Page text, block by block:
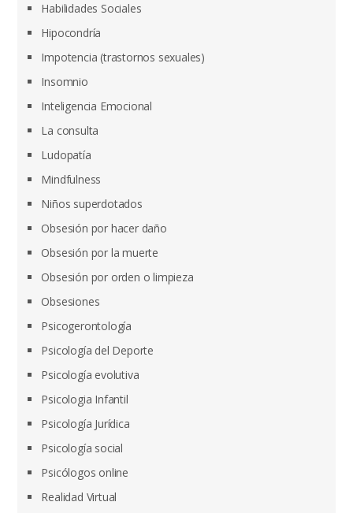
Habilidades Sociales
Hipocondría
Impotencia (trastornos sexuales)
Insomnio
Inteligencia Emocional
La consulta
Ludopatía
Mindfulness
Niños superdotados
Obsesión por hacer daño
Obsesión por la muerte
Obsesión por orden o limpieza
Obsesiones
Psicogerontología
Psicología del Deporte
Psicología evolutiva
Psicologia Infantil
Psicología Jurídica
Psicología social
Psicólogos online
Realidad Virtual